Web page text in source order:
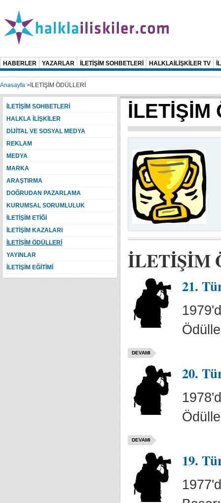
HABERLER YAZARLAR İLETİŞİM SOHBETLERİ HALKLAİLİŞKİLER TV
Anasayfa > İLETİŞİM ÖDÜLLERİ
İLETİŞİM
İLETİŞİM
21.
DEVAMI
20.
DEVAMI
19.
İLETİŞİM SOHBETLERİ
HALKLA İLİŞKİLER
DİJİTAL VE SOSYAL MEDYA
REKLAM
MEDYA
MARKA
ARAŞTIRMA
DOĞRUDAN PAZARLAMA
KURUMSAL SORUMLULUK
İLETİŞİM ETİĞİ
İLETİŞİM KAZALARI
İLETİŞİM ÖDÜLLERİ
YAYINLAR
İLETİŞİM EĞİTİMİ